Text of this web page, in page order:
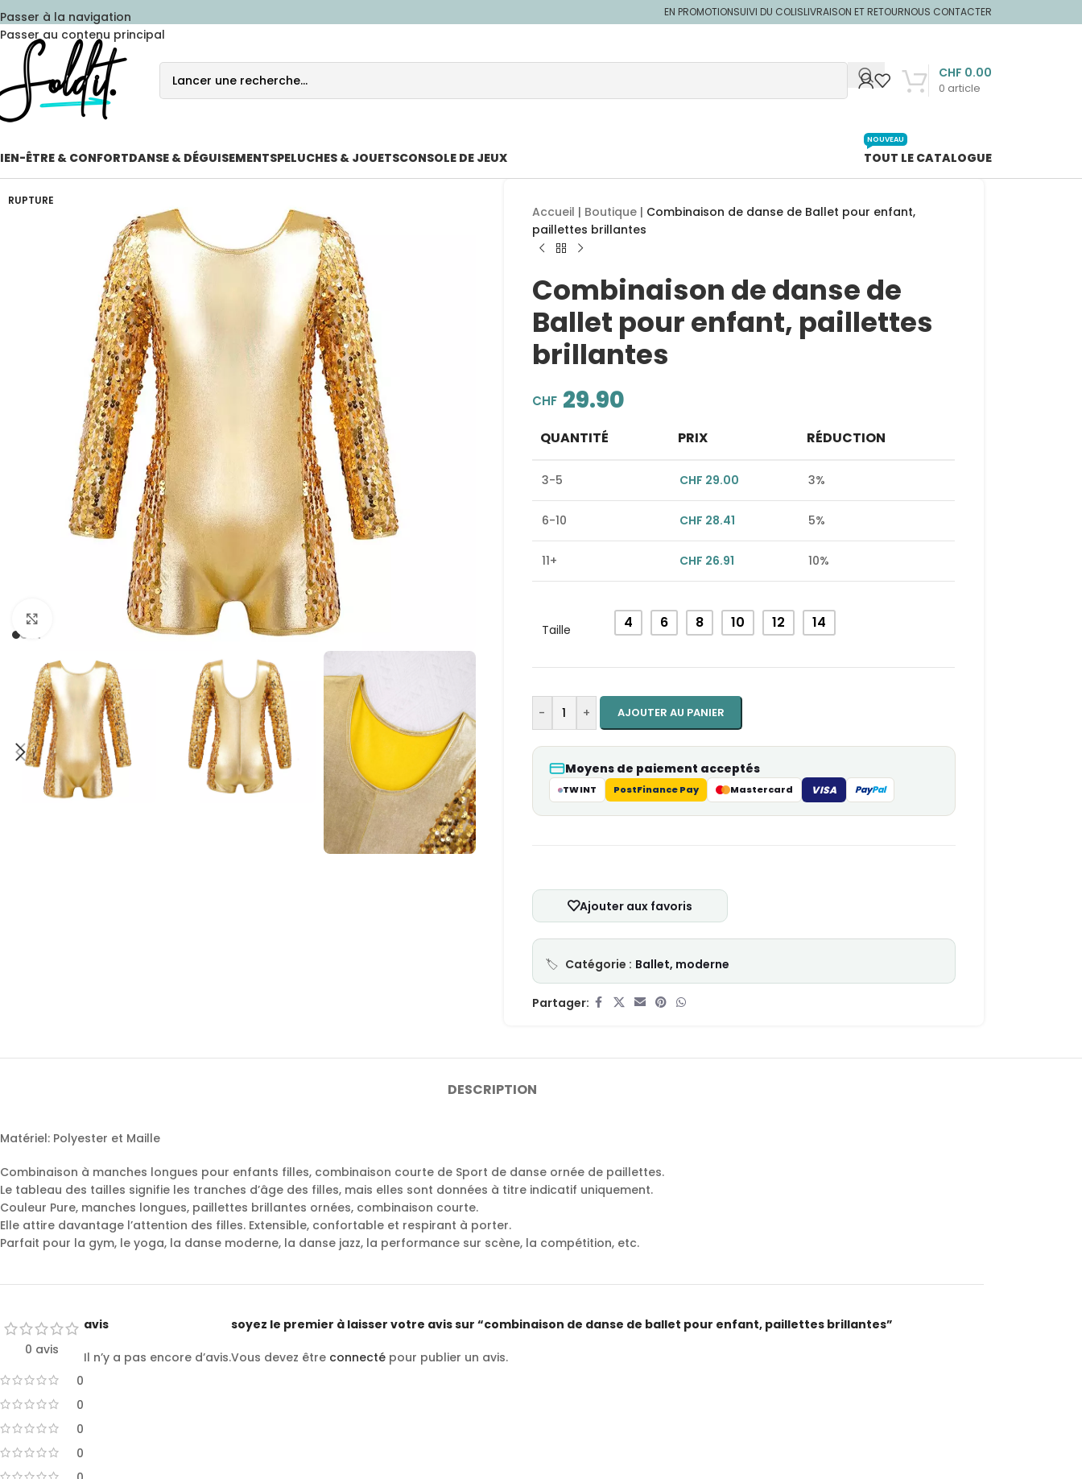
Passer à la navigation
Passer au contenu principal
EN PROMOTIONSUIVI DU COLISLIVRAISON ET RETOURNOUS CONTACTER
0 article
CHF 0.00
ÊTRE & CONFORTDANSE & DÉGUISEMENTSPELUCHES & JOUETSCONSOLE DE JEUX TOUT LE CATALOGUE
NOUVEAU
RUPTURE
Cliquez pour agrandir
Accueil | Boutique| Combinaison de danse de Ballet pour enfant,
paillettes brillantes
Combinaison de danse de
Ballet pour enfant, paillettes
brillantes
CHF 29.90
QUANTITÉ PRIX RÉDUCTION
3-5 CHF 29.00 3%
6-10 CHF 28.41 5%
11+ CHF 26.91 10%
Taille 4 6 8 10 12 14
- + AJOUTER AU PANIER
Moyens de paiement acceptés
TWINT PostFinance Pay Mastercard VISA PayPal
Ajouter aux favoris
Catégorie : Ballet, moderne
Partager:
DESCRIPTION
Matériel: Polyester et Maille
Combinaison à manches longues pour enfants filles, combinaison courte de Sport de danse ornée de paillettes.
Le tableau des tailles signifie les tranches d’âge des filles, mais elles sont données à titre indicatif uniquement.
Couleur Pure, manches longues, paillettes brillantes ornées, combinaison courte.
Elle attire davantage l’attention des filles. Extensible, confortable et respirant à porter.
Parfait pour la gym, le yoga, la danse moderne, la danse jazz, la performance sur scène, la compétition, etc.
0 avis
0
0
0
0
avis
Il n’y a pas encore d’avis.
soyez le premier à laisser votre avis sur “combinaison de danse de ballet pour enfant, paillettes brillantes”
Vous devez être connecté pour publier un avis.